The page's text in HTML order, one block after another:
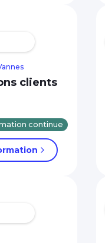
clients
continue